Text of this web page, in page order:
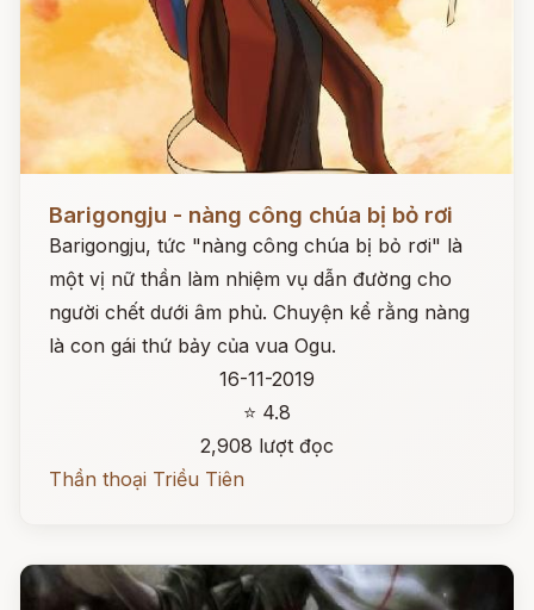
Barigongju - nàng công chúa bị bỏ rơi
Barigongju, tức "nàng công chúa bị bỏ rơi" là
một vị nữ thần làm nhiệm vụ dẫn đường cho
người chết dưới âm phủ. Chuyện kể rằng nàng
là con gái thứ bảy của vua Ogu.
16-11-2019
⭐ 4.8
2,908 lượt đọc
Thần thoại Triều Tiên